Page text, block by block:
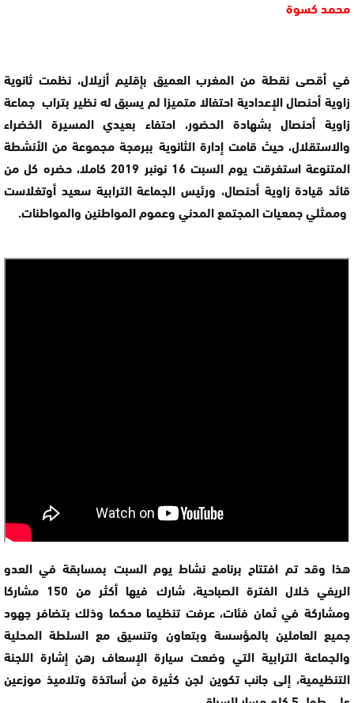
محمد كسوة
في أقصى نقطة من المغرب العميق بإقليم أزيلال، نظمت ثانوية
زاوية أحنصال الإعدادية احتفالا متميزا لم يسبق له نظير بتراب جماعة
زاوية أحنصال بشهادة الحضور، احتفاء بعيدي المسيرة الخضراء
والاستقلال، حيث قامت إدارة الثانوية ببرمجة مجموعة من الأنشطة
المتنوعة استغرقت يوم السبت 16 نونبر 2019 كاملا، حضره كل من
قائد قيادة زاوية أحنصال، ورئيس الجماعة الترابية سعيد أوتغلاست
وممثلي جمعيات المجتمع المدني وعموم المواطنين والمواطنات.
هذا وقد تم افتتاح برنامج نشاط يوم السبت بمسابقة في العدو
الريفي خلال الفترة الصباحية، شارك فيها أكثر من 150 مشاركا
ومشاركة في ثمان فئات، عرفت تنظيما محكما وذلك بتضافر جهود
جميع العاملين بالمؤسسة وبتعاون وتنسيق مع السلطة المحلية
والجماعة الترابية التي وضعت سيارة الإسعاف رهن إشارة اللجنة
التنظيمية، إلى جانب تكوين لجن كثيرة من أساتذة وتلاميذ موزعين